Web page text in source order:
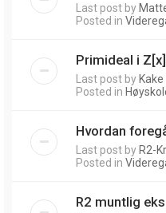
Last post by
Posted in
Primideal i Z[x]
Last post by
Posted in
Hvordan
Last post by R2-
Posted in
R2 muntlig